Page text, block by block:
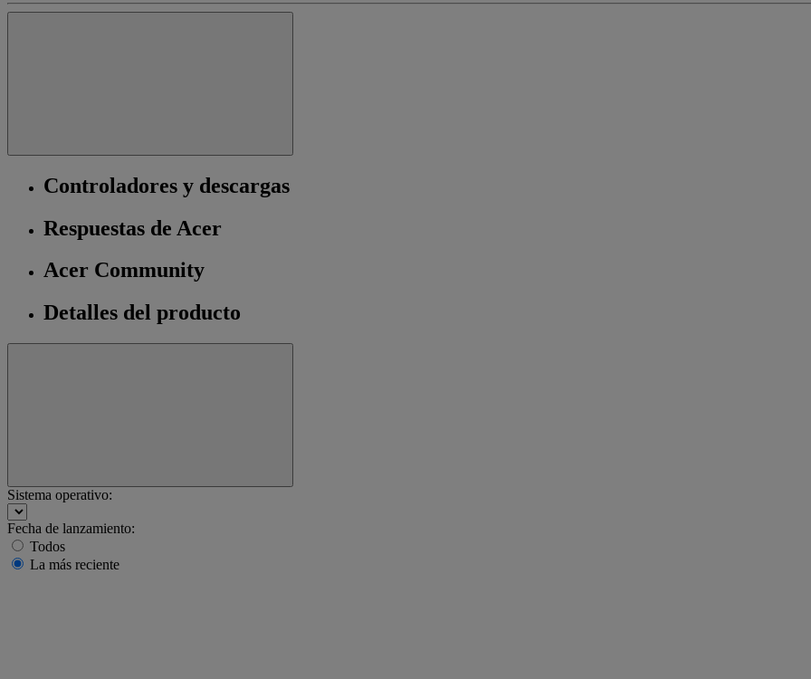
Controladores y descargas
Respuestas de Acer
Acer Community
Detalles del producto
Sistema operativo:
Fecha de lanzamiento:
Todos
La más reciente